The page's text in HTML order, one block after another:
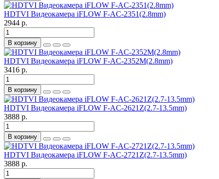
HDTVI Видеокамера iFLOW F-AC-2351(2.8mm)
2944 р.
В корзину
HDTVI Видеокамера iFLOW F-AC-2352M(2.8mm)
3416 р.
В корзину
HDTVI Видеокамера iFLOW F-AC-2621Z(2.7-13.5mm)
3888 р.
В корзину
HDTVI Видеокамера iFLOW F-AC-2721Z(2.7-13.5mm)
3888 р.